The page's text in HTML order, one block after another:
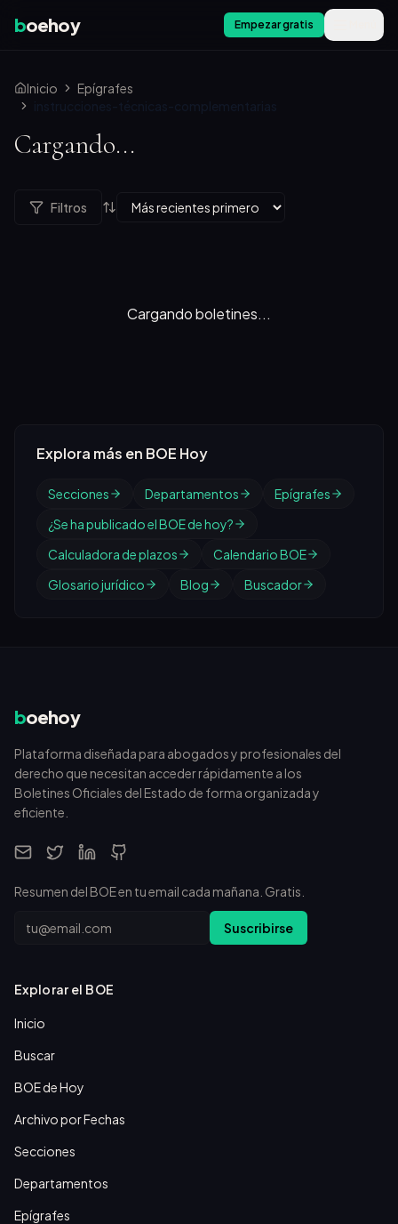
boehoy Empezar gratis
Inicio
Epígrafes
instrucciones-técnicas-complementarias
Cargando...
Filtros
Cargando boletines...
Explora más en BOE Hoy
Secciones Departamentos
Epígrafes
¿Se ha publicado el BOE de hoy?
Calculadora de plazos
Calendario BOE
Glosario jurídico
Blog Buscador
boehoy
Plataforma diseñada para abogados y profesionales del
derecho que necesitan acceder rápidamente a los
Boletines Oficiales del Estado de forma organizada y
eficiente.
Resumen del BOE en tu email cada mañana. Gratis.
Email Suscribirse
Explorar el BOE
Inicio
Buscar
BOE de Hoy
Archivo por Fechas
Secciones
Departamentos
Epígrafes